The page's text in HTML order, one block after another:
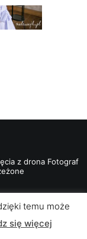
z drona Fotograf
temu może
się więcej